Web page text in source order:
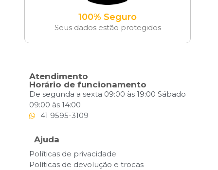
100% Seguro
Seus dados estão protegidos
Atendimento
Horário de funcionamento
De segunda a sexta 09:00 às 19:00 Sábado
09:00 às 14:00
41 9595-3109
Ajuda
Políticas de privacidade
Políticas de devolução e trocas